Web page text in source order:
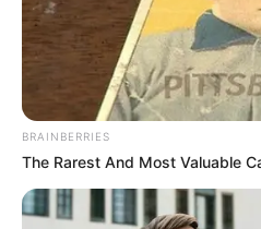
BRAINBERRIES
The Rarest And Most Valuable